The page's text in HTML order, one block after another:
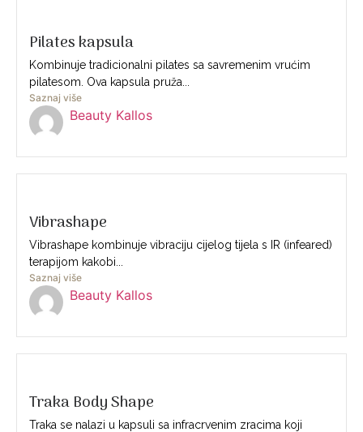
Pilates kapsula
Kombinuje tradicionalni pilates sa savremenim vrućim
pilatesom. Ova kapsula pruža...
Saznaj više
Beauty Kallos
Vibrashape
Vibrashape kombinuje vibraciju cijelog tijela s IR (infeared)
terapijom kakobi...
Saznaj više
Beauty Kallos
Traka Body Shape
Traka se nalazi u kapsuli sa infracrvenim zracima koji